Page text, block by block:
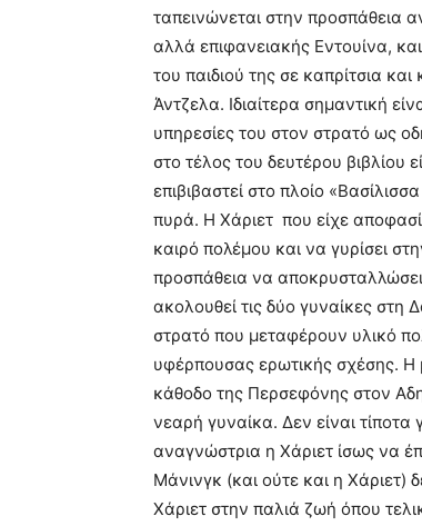
ταπεινώνεται στην προσπάθεια
αλλά επιφανειακής Εντουίνα,
του παιδιού της σε καπρίτσια
Άντζελα. Ιδιαίτερα σημαντική
υπηρεσίες του στον στρατό ως
στο τέλος του δευτέρου βιβλίου
επιβιβαστεί στο πλοίο
πυρά. Η Χάριετ που είχε
καιρό πολέμου και να γυρίσει
προσπάθεια να αποκρυσταλλώσει
ακολουθεί τις δύο γυναίκες
στρατό που μεταφέρουν υλικό
υφέρπουσας ερωτικής σχέσης. Η
κάθοδο της Περσεφόνης στον
νεαρή γυναίκα. Δεν είναι
αναγνώστρια η Χάριετ ίσως να
Μάνινγκ (και ούτε και η Χάριετ)
Χάριετ στην παλιά ζωή όπου